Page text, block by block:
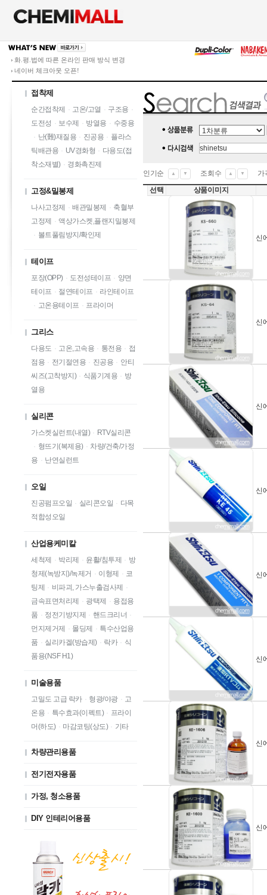
화.평.법에 따른 온라인 판매 방식 변경
네이버 체크아웃 오픈!
접착제
순간접착제 · 고온/고열 · 구조용 ·
도전성 · 보수제 · 방열용 · 수중용
· 난(難)재질용 · 진공용 · 플라스
틱배관용 · UV경화형 · 다용도(접
착소재별) · 경화촉진제
고정&밀봉제
나사고정제 · 배관밀봉제 · 축혈부
고정제
· 액상가스켓,플랜지밀봉제
· 볼트풀림방지/확인제
테이프
포장(OPP) · 도전성테이프 · 양면
테이프 · 절연테이프 · 라인테이프
· 고온용테이프 · 프라이머
그리스
다용도 · 고온,고속용 · 통전용 · 접
점용 · 전기절연용 · 진공용 · 안티
씨즈(고착방지) · 식품기계용 · 방
열용
실리콘
가스켓실런트(내열) · RTV실리콘
· 형뜨기(복제용) · 차량/건축/가정
용 · 난연실런트
오일
진공펌프오일 · 실리콘오일 · 다목
적합성오일
산업용케미칼
세척제 · 박리제 · 윤활/침투제 · 방
청제(녹방지)/녹제거 · 이형제 · 코
팅제 · 비파괴, 가스누출검사제
·
금속표면처리제
· 광택제 · 용접용
품 · 정전기방지제 · 핸드크리너 ·
먼지제거제
· 몰딩제 · 특수산업용
품 · 실리카겔(방습제) · 락카 · 식
품용(NSF H1)
미술용품
고밀도 고급 락카 · 형광/야광 · 고
온용 · 특수효과(이펙트) · 프라이
머(하도) · 마감코팅(상도) · 기타
차량관리용품
전기전자용품
가정, 청소용품
DIY 인테리어용품
인기순 ▲ ▼ 조회수 ▲ ▼
가
선택
상품이미지
신
신
신
신
신
신
신
신